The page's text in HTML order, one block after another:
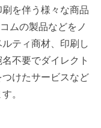
を伴う様々な商品
ムの製品などをノ
ティ商材、印刷し
不要でダイレクト
けたサービスなど
。